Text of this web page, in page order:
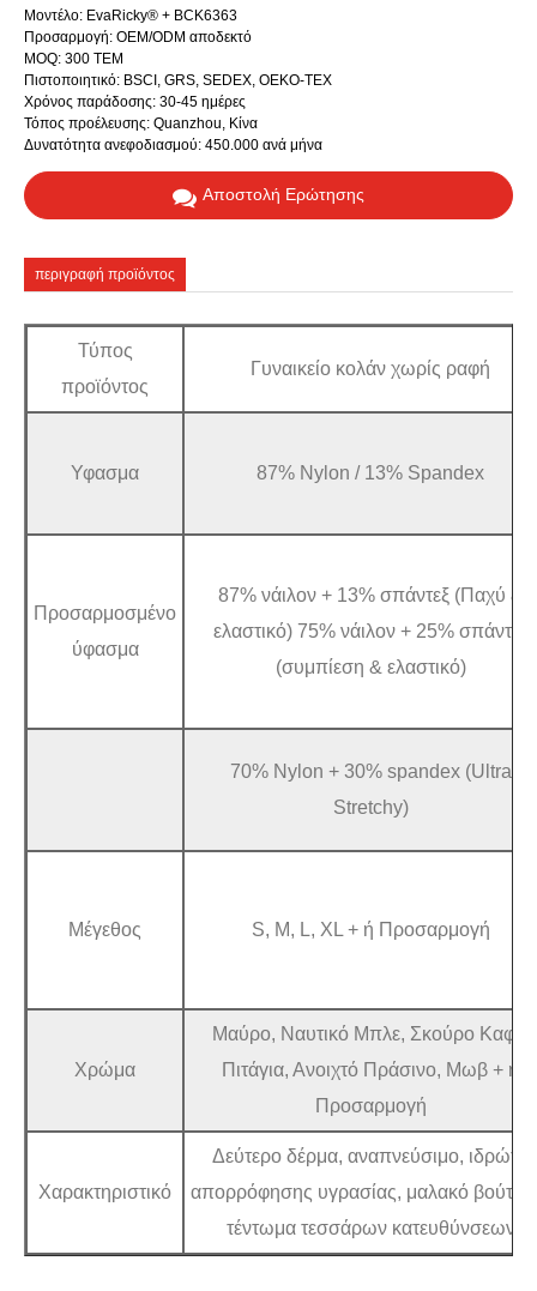
Μοντέλο: EvaRicky® + BCK6363
Προσαρμογή: OEM/ODM αποδεκτό
MOQ: 300 ΤΕΜ
Πιστοποιητικό: BSCI, GRS, SEDEX, OEKO-TEX
Χρόνος παράδοσης: 30-45 ημέρες
Τόπος προέλευσης: Quanzhou, Κίνα
Δυνατότητα ανεφοδιασμού: 450.000 ανά μήνα
Αποστολή Ερώτησης
περιγραφή προϊόντος
Τύπος
προϊόντος
Γυναικείο κολάν χωρίς ραφή
Υφασμα 87% Nylon / 13% Spandex
Προσαρμοσμένο
ύφασμα
87% νάιλον + 13% σπάντεξ (Παχύ &
ελαστικό) 75% νάιλον + 25% σπάντεξ
(συμπίεση & ελαστικό)
70% Nylon + 30% spandex (Ultra
Stretchy)
Μέγεθος S, M, L, XL + ή Προσαρμογή
Χρώμα
Μαύρο, Ναυτικό Μπλε, Σκούρο Καφέ,
Πιτάγια, Ανοιχτό Πράσινο, Μωβ + ή
Προσαρμογή
Χαρακτηριστικό
Δεύτερο δέρμα, αναπνεύσιμο, ιδρώτα
απορρόφησης υγρασίας, μαλακό
τέντωμα τεσσάρων κατευθύνσεων